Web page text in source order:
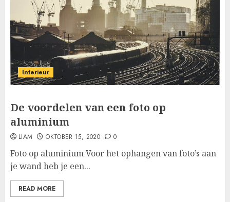
Interieur
De voordelen van een foto op
aluminium
LIAM OKTOBER 15, 2020 0
Foto op aluminium Voor het ophangen van foto’s aan
je wand heb je een...
READ MORE